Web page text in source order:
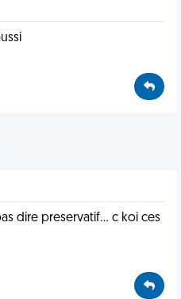
dire preservatif... c koi ces